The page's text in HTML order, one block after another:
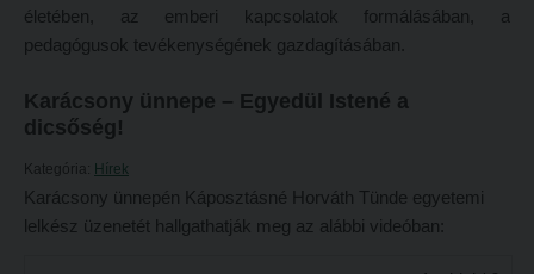
Tanulmányi határidők
Tanulmányi Osztály
Kérelmek – nyomtatványok
Tanulmányi tájékoztató
Tételsorok
Baleset-, munka- és tűzvédelmi megelőző ismeretek hallgatók részére
Órarend
Kari mentorok
Ösztöndíjak és egyéb hallgatói pályázatok
Kari pályázatok
Szakdolgozati tudnivalók
Tanulmányi határidők
életében, az emberi kapcsolatok formálásában, a
pedagógusok tevékenységének gazdagításában.
Karácsony ünnepe – Egyedül Istené a
dicsőség!
Kategória: Hírek
Karácsony ünnepén Káposztásné Horváth Tünde egyetemi
lelkész üzenetét hallgathatják meg az alábbi videóban: